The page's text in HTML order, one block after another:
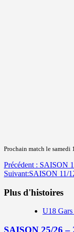
Prochain match le
Navigation
d’article
Précédent : SAISON
Suivant:SAISON 11/
Plus d'histoires
U18 Gars
SAISON 25/26